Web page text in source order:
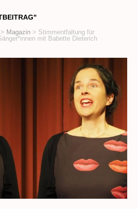
> Magazin > Stimmentfaltung für
mit Babette Dieterich